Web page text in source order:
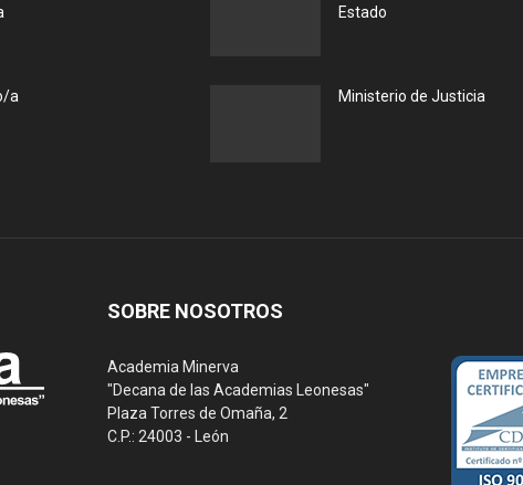
a
Estado
Ministerio de Justicia
SOBRE NOSOTROS
Academia Minerva
"Decana de las Academias Leonesas"
Plaza Torres de Omaña, 2
C.P.: 24003 - León